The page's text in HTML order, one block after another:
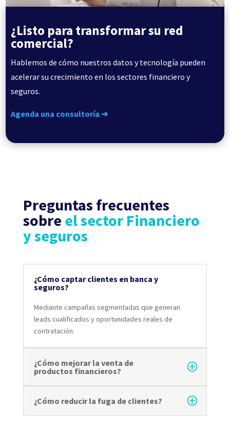
¿Listo para transformar su red
comercial?
Hablemos de cómo nuestros datos y tecnología pueden
acelerar su crecimiento en los sectores financiero y
seguros.
Agenda una consultoría ➔
Preguntas frecuentes
sobre el sector Financiero
y seguros
¿Cómo captar clientes en banca y
seguros?
Mediante campañas segmentadas que generan
leads cualificados y oportunidades reales de
contratación.
¿Cómo mejorar la venta de
productos financieros?
¿Cómo reducir la fuga de clientes?